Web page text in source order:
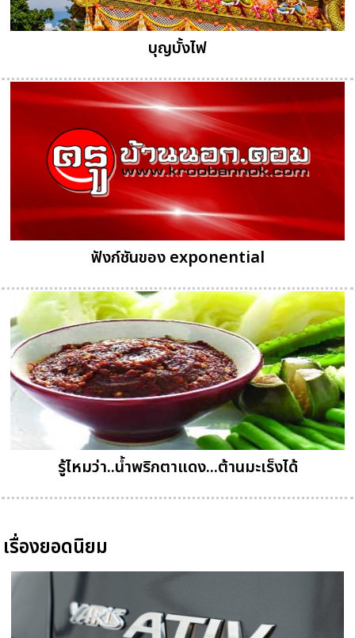
บุญบั้งไฟ
ฟังก์ชันของ exponential
รู้ไหมว่า..น้ำพริกตาแดง...ต้านมะเร็งได้
เรื่องยอดนิยม